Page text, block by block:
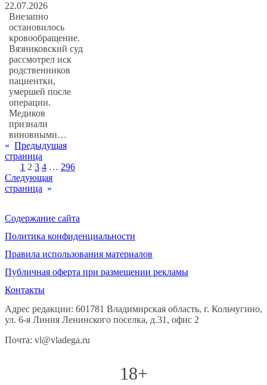
22.07.2026
Внезапно
остановилось
кровообращение.
Вязниковский суд
рассмотрел иск
родственников
пациентки,
умершей после
операции.
Медиков
признали
виновными…
« Предыдущая
страница
1 2 3 4 … 296
Следующая
страница »
Содержание сайта
Политика конфиденциальности
Правила использования материалов
Публичная оферта при размещении рекламы
Контакты
Адрес редакции: 601781 Владимирская область, г. Кольчугино,
ул. 6-я Линия Ленинского поселка, д.31, офис 2
Почта: vl@vladega.ru
18+